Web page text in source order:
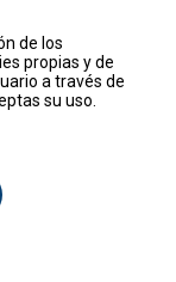
noche
contra
tiranías de
tras
de los
propias y de
a través de
su uso.